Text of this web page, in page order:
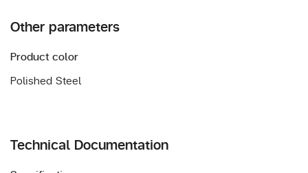
Other parameters
Product color
Polished Steel
Technical Documentation